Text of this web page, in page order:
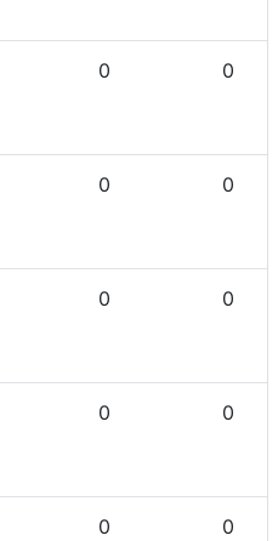
0 0
0 0
0 0
0 0
0 0